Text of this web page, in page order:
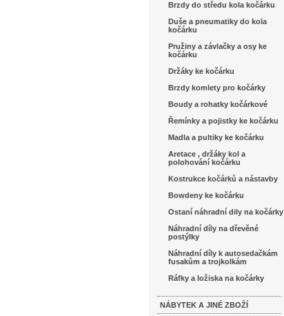
Brzdy do středu kola kočárku
Duše a pneumatiky do kola
kočárku
Pružiny a závlačky a osy ke
kočárku
Držáky ke kočárku
Brzdy komlety pro kočárky
Boudy a rohatky kočárkové
Řemínky a pojistky ke kočárku
Madla a pultiky ke kočárku
Aretace , držáky kol a
polohování kočárku
Kostrukce kočárků a nástavby
Bowdeny ke kočárku
Ostaní náhradní dily na kočárky
Náhradní díly na dřevěné
postýlky
Náhradní díly k autosedačkám
fusakům a trojkolkám
Ráfky a ložiska na kočárky
NÁBYTEK A JINÉ ZBOŽÍ